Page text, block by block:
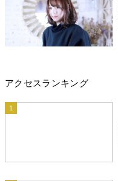
アクセスランキング
1